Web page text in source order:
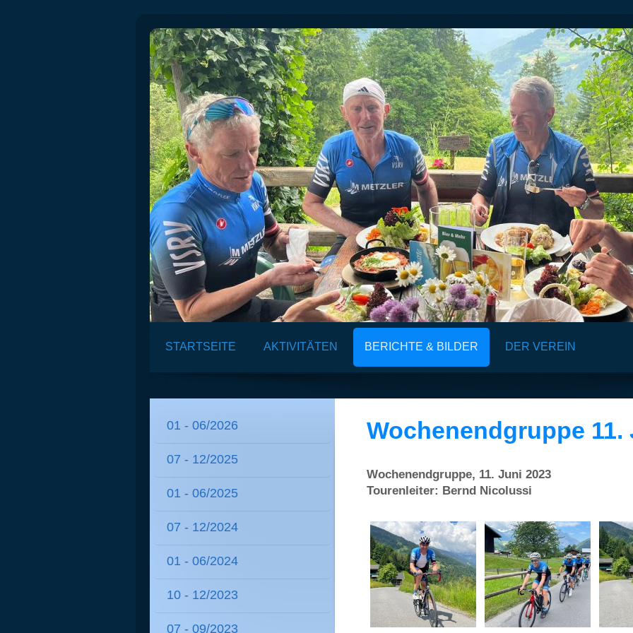
STARTSEITE AKTIVITÄTEN BERICHTE & BILDER DER VEREIN
Wochenendgruppe 11.
Wochenendgruppe, 11. Juni 2023
Tourenleiter: Bernd Nicolussi
01 - 06/2026
07 - 12/2025
01 - 06/2025
07 - 12/2024
01 - 06/2024
10 - 12/2023
07 - 09/2023